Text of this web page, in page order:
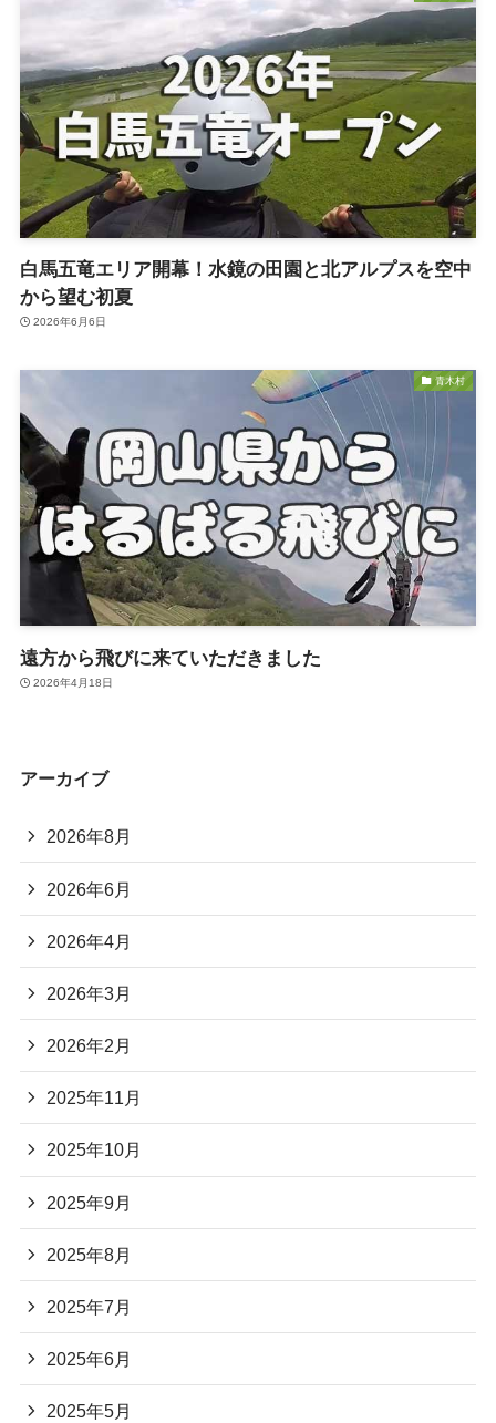
白馬五竜エリア開幕！水鏡の田園と北アルプスを空中
から望む初夏
2026年6月6日
青木村
遠方から飛びに来ていただきました
2026年4月18日
アーカイブ
2026年8月
2026年6月
2026年4月
2026年3月
2026年2月
2025年11月
2025年10月
2025年9月
2025年8月
2025年7月
2025年6月
2025年5月